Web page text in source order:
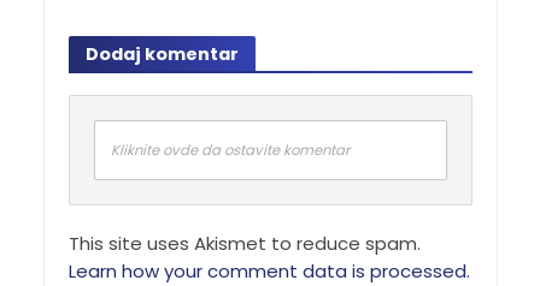
Dodaj komentar
Kliknite ovde da ostavite komentar
This site uses Akismet to reduce spam.
Learn how your comment data is processed.